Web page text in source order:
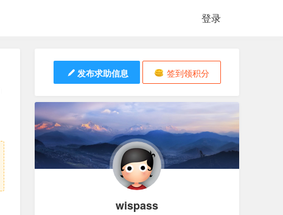
登录
发布求助信息 签到领积分
wispass